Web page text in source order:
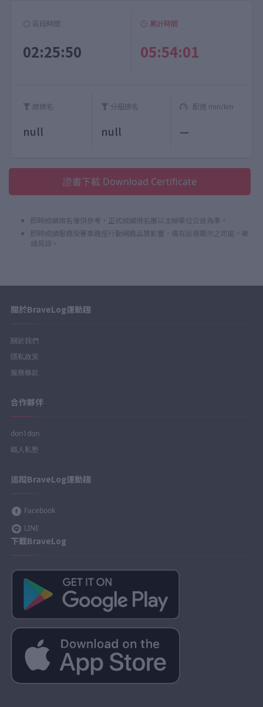
區段時間
02:25:50
累計時間
05:54:01
總排名
null
分組排名
null
配速 min/km
—
證書下載 Download Certificate
即時成績排名僅供參考，正式成績排名應以主辦單位公告為準。
即時成績服務受賽事路徑行動網路品質影響，偶有延遲顯示之可能，敬
請見諒。
關於BraveLog運動趣
關於我們
隱私政策
服務條款
合作夥伴
don1don
鐵人私塾
追蹤BraveLog運動趣
Facebook
LINE
下載BraveLog